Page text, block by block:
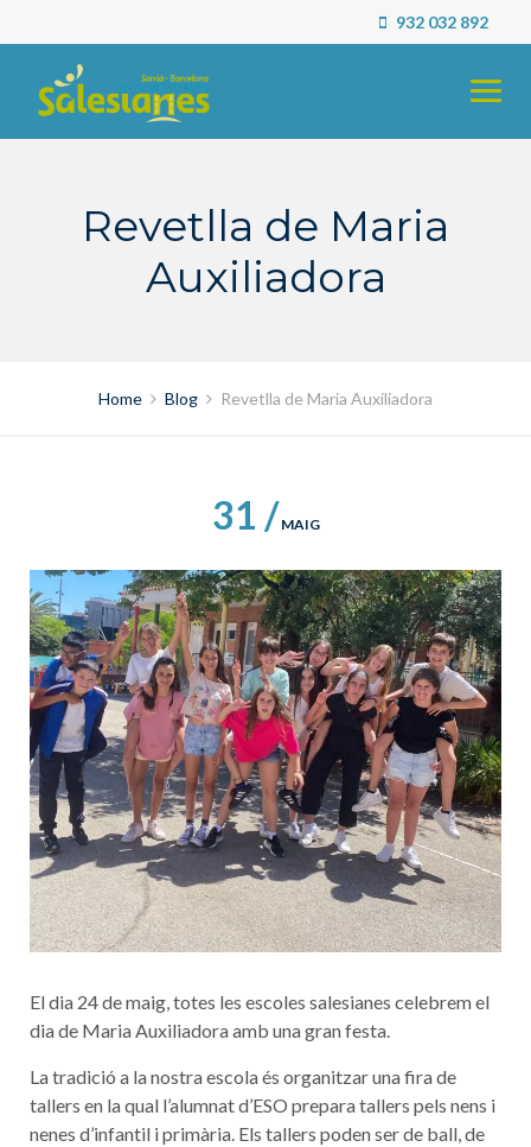
to
932 032 892
Revetlla de Maria
Auxiliadora
Home Blog Revetlla de Maria Auxiliadora
31 / MAIG
El dia 24 de maig, totes les escoles salesianes celebrem el
dia de Maria Auxiliadora amb una gran festa.
La tradició a la nostra escola és organitzar una fira de
tallers en la qual l’alumnat d’ESO prepara tallers pels nens i
nenes d’infantil i primària. Els tallers poden ser de ball, de